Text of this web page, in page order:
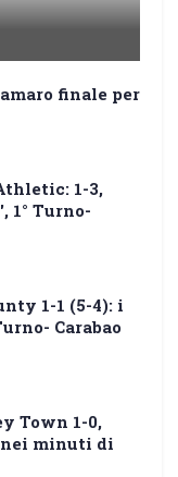
finale per
1-3,
1° Turno-
1-1 (5-4): i
Carabao
Town 1-0,
nei minuti di